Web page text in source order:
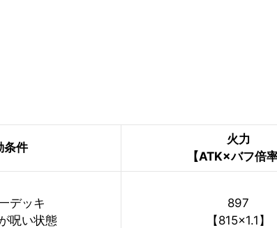
条件
火力
【ATK×バフ倍
デッキ
呪い状態
897
【815×1.1】